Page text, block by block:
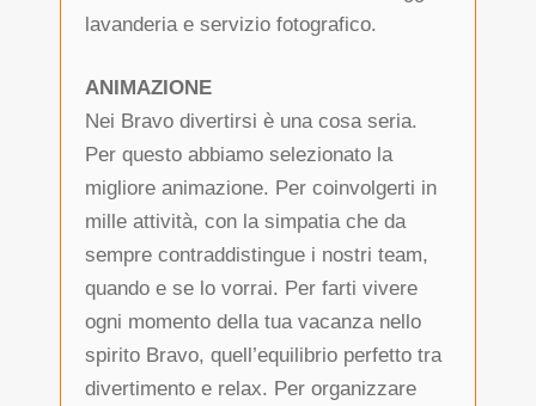
lavanderia e servizio fotografico.
ANIMAZIONE
Nei Bravo divertirsi è una cosa seria.
Per questo abbiamo selezionato la
migliore animazione. Per coinvolgerti in
mille attività, con la simpatia che da
sempre contraddistingue i nostri team,
quando e se lo vorrai. Per farti vivere
ogni momento della tua vacanza nello
spirito Bravo, quell’equilibrio perfetto tra
divertimento e relax. Per organizzare